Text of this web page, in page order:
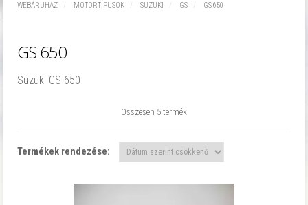
WEBÁRUHÁZ MOTORTÍPUSOK SUZUKI GS GS 650
GS 650
Suzuki GS 650
Összesen 5 termék
Termékek rendezése: